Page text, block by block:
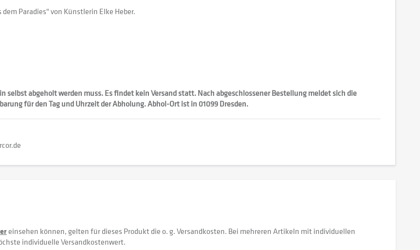
Paradies" von Künstlerin Elke Heber.
selbst abgeholt werden muss. Es findet kein Versand statt. Nach abgeschlossener Bestellung meldet sich die
für den Tag und Uhrzeit der Abholung. Abhol-Ort ist in 01099 Dresden.
einsehen können, gelten für dieses Produkt die o. g. Versandkosten. Bei mehreren Artikeln mit individuellen
individuelle Versandkostenwert.